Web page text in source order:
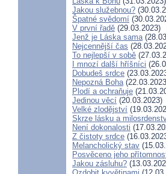
Jakou služebnou?
Špatné svědomí
V první řadě (29.03.2023)
Jenž je Láska sama
Nejcennější čas
To nejlepší v sobě
I mnozí další hříšníci
Dobudeš srdce
Nepozná Boha
Plodí a ochraňuje
Jedinou věcí (20.03.2023)
Velké zlodějství
Skrze lásku a
Není dokonalosti
Z čistoty srdce
Melancholický stav
Posvěceno jeho
Jakou zásluhu?